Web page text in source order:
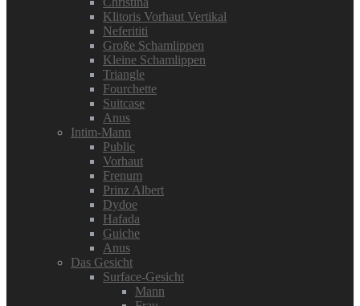
Klitoris Vorhaut Vertikal
Neferititi
Große Schamlippen
Kleine Schamlippen
Triangle
Fourchette
Suitcase
Anus
Intim-Mann
Public
Vorhaut
Frenum
Prinz Albert
Dydoe
Hafada
Guiche
Anus
Das Gesicht
Surface-Gesicht
Mann